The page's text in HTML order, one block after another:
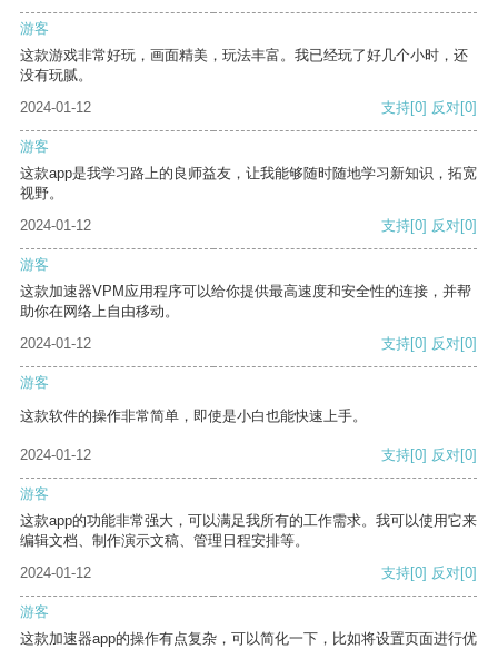
游客
这款游戏非常好玩，画面精美，玩法丰富。我已经玩了好几个小时，还
没有玩腻。
2024-01-12
支持[0] 反对[0]
游客
这款app是我学习路上的良师益友，让我能够随时随地学习新知识，拓宽
视野。
2024-01-12
支持[0] 反对[0]
游客
这款加速器VPM应用程序可以给你提供最高速度和安全性的连接，并帮
助你在网络上自由移动。
2024-01-12
支持[0] 反对[0]
游客
这款软件的操作非常简单，即使是小白也能快速上手。
2024-01-12 支持[0] 反对[0]
游客
这款app的功能非常强大，可以满足我所有的工作需求。我可以使用它来
编辑文档、制作演示文稿、管理日程安排等。
2024-01-12
支持[0] 反对[0]
游客
这款加速器app的操作有点复杂，可以简化一下，比如将设置页面进行优